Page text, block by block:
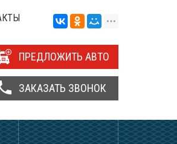
ПРЕДЛОЖИТЬ АВТО
ЗАКАЗАТЬ ЗВОНОК